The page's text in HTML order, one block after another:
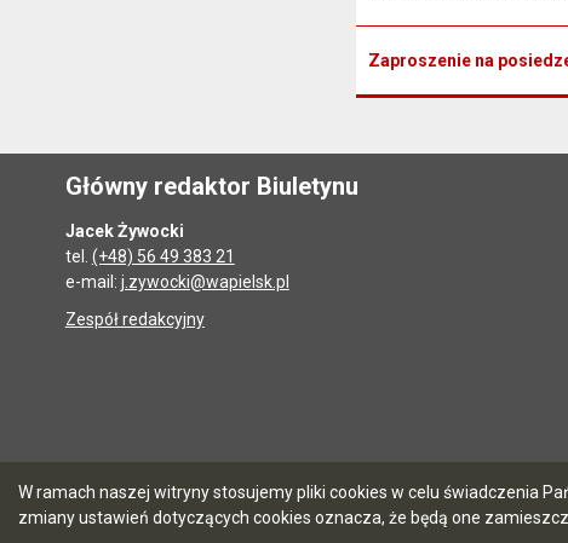
W ramach naszej witryny stosujemy pliki cookies w celu świadczenia
zmiany ustawień dotyczących cookies oznacza, że będą one
Zaproszenie na
Główny redaktor Biuletynu
Jacek Żywocki
tel. (+48) 56 49 383 21
e-mail: j.zywocki@wapielsk.pl
Zespół redakcyjny
5.7.0 [90]